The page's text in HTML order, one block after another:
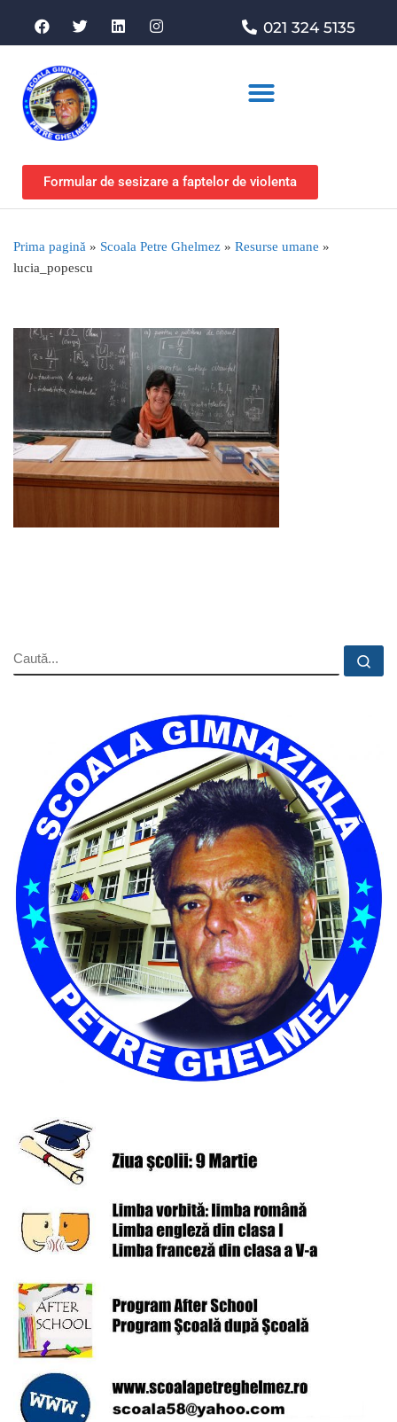
021 324 5135
Formular de sesizare a faptelor de violenta
Prima pagină » Scoala Petre Ghelmez » Resurse umane »
lucia_popescu